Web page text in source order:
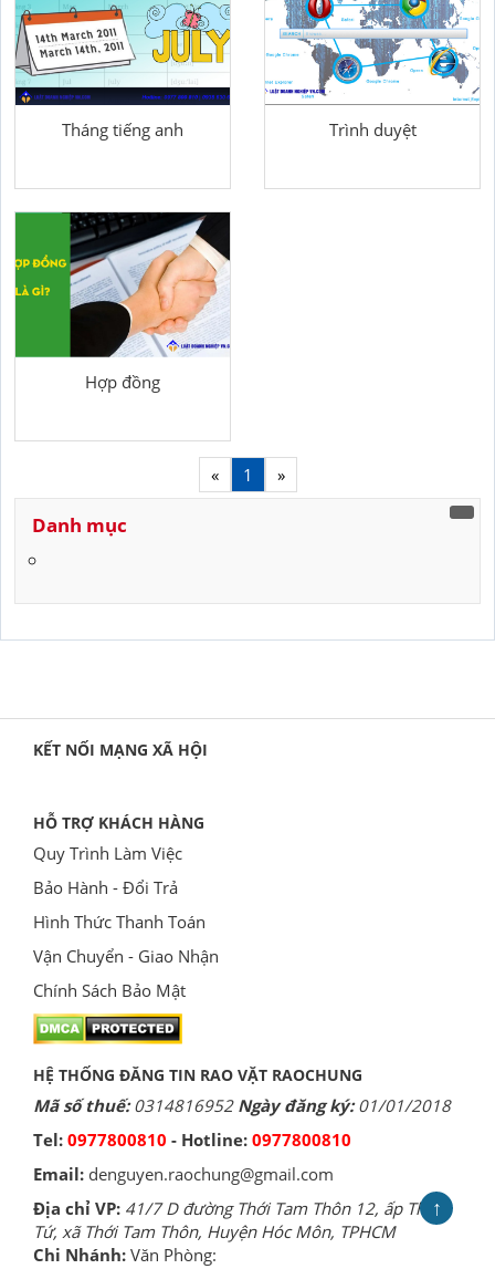
Tháng tiếng anh Trình duyệt
Hợp đồng
« 1 »
Danh mục
KẾT NỐI MẠNG XÃ HỘI
HỖ TRỢ KHÁCH HÀNG
Quy Trình Làm Việc
Bảo Hành - Đổi Trả
Hình Thức Thanh Toán
Vận Chuyển - Giao Nhận
Chính Sách Bảo Mật
HỆ THỐNG ĐĂNG TIN RAO VẶT RAOCHUNG
Mã số thuế:0314816952Ngày đăng ký:01/01/2018
Tel: 0977800810 - Hotline: 0977800810
Email: denguyen.raochung@gmail.com
Địa chỉ VP: 41/7 D đường Thới Tam Thôn 12, ấp Thới
Tứ, xã Thới Tam Thôn, Huyện Hóc Môn, TPHCM
Chi Nhánh: Văn Phòng:
↑